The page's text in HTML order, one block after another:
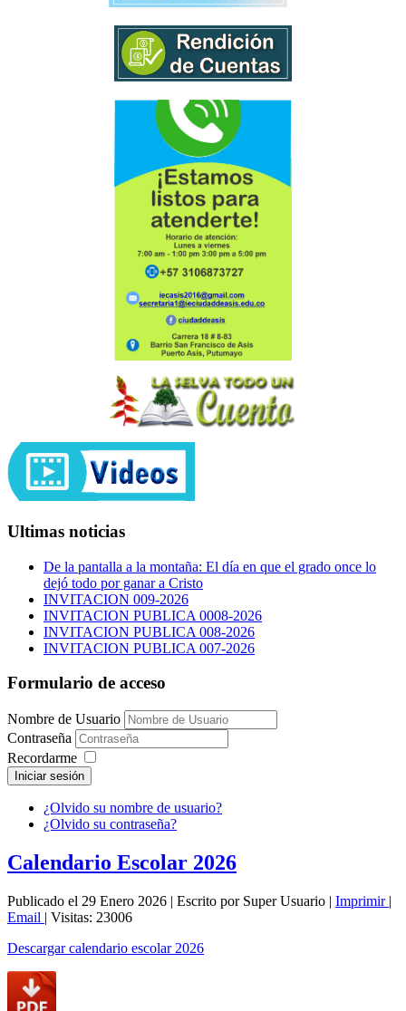
Ultimas noticias
De la pantalla a la montaña: El día en que el grado once lo
dejó todo por ganar a Cristo
INVITACION 009-2026
INVITACION PUBLICA 0008-2026
INVITACION PUBLICA 008-2026
INVITACION PUBLICA 007-2026
Formulario de acceso
Nombre de Usuario
Contraseña
Recordarme
Iniciar sesión
¿Olvido su nombre de usuario?
¿Olvido su contraseña?
Calendario Escolar 2026
Publicado el 29 Enero 2026 | Escrito por Super Usuario | Imprimir |
Email | Visitas: 23006
Descargar calendario escolar 2026